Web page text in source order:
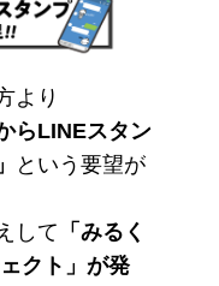
より
らLINEスタン
という要望が
して 「みるく
クト」が発